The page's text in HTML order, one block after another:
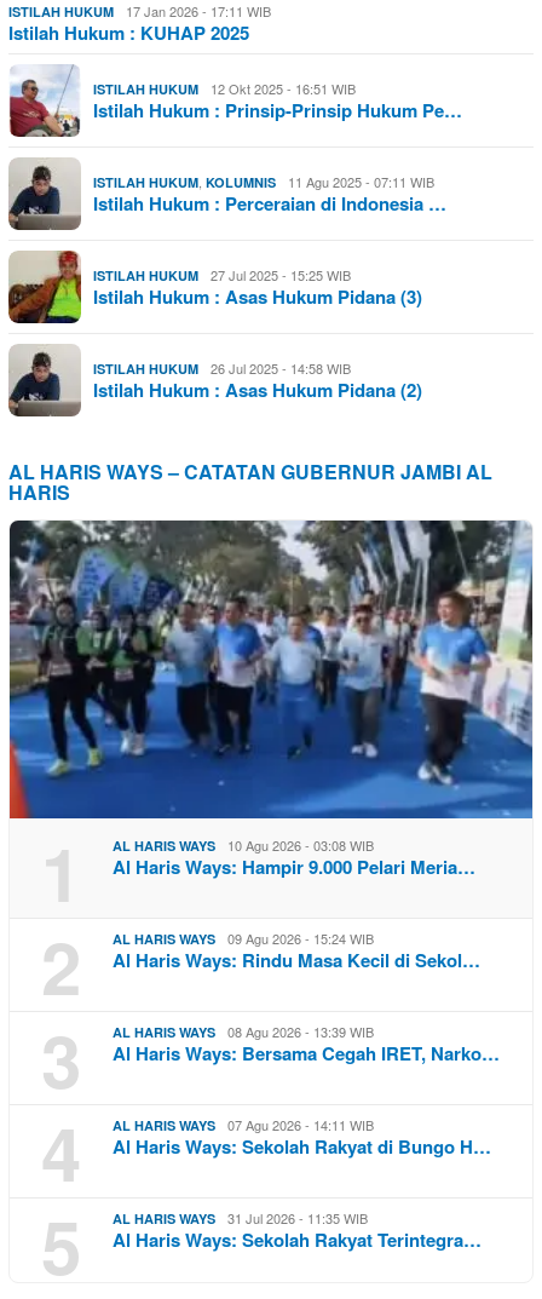
ISTILAH HUKUM 17 Jan 2026 - 17:11 WIB
Istilah Hukum : KUHAP 2025
ISTILAH HUKUM 12 Okt 2025 - 16:51 WIB
Istilah Hukum : Prinsip-Prinsip Hukum Pe…
ISTILAH HUKUM, KOLUMNIS 11 Agu 2025 - 07:11 WIB
Istilah Hukum : Perceraian di Indonesia …
ISTILAH HUKUM 27 Jul 2025 - 15:25 WIB
Istilah Hukum : Asas Hukum Pidana (3)
ISTILAH HUKUM 26 Jul 2025 - 14:58 WIB
Istilah Hukum : Asas Hukum Pidana (2)
AL HARIS WAYS – CATATAN GUBERNUR JAMBI AL
HARIS
1 AL HARIS WAYS 10 Agu 2026 - 03:08 WIB
Al Haris Ways: Hampir 9.000 Pelari Meria…
2 AL HARIS WAYS 09 Agu 2026 - 15:24 WIB
Al Haris Ways: Rindu Masa Kecil di Sekol…
3 AL HARIS WAYS 08 Agu 2026 - 13:39 WIB
Al Haris Ways: Bersama Cegah IRET, Narko…
4 AL HARIS WAYS 07 Agu 2026 - 14:11 WIB
Al Haris Ways: Sekolah Rakyat di Bungo H…
5 AL HARIS WAYS 31 Jul 2026 - 11:35 WIB
Al Haris Ways: Sekolah Rakyat Terintegra…